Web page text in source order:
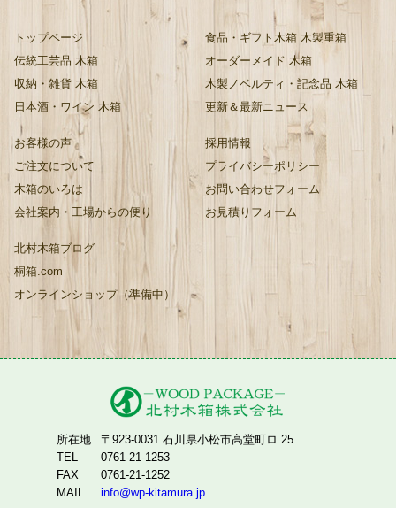
トップページ
伝統工芸品 木箱
収納・雑貨 木箱
日本酒・ワイン 木箱
食品・ギフト木箱 木製重箱
オーダーメイド 木箱
木製ノベルティ・記念品 木箱
更新＆最新ニュース
お客様の声
ご注文について
木箱のいろは
会社案内・工場からの便り
採用情報
プライバシーポリシー
お問い合わせフォーム
お見積りフォーム
北村木箱ブログ
桐箱.com
オンラインショップ（準備中）
所在地
〒923-0031 石川県小松市高堂町ロ 25
TEL
0761-21-1253
FAX
0761-21-1252
MAIL
info@wp-kitamura.jp